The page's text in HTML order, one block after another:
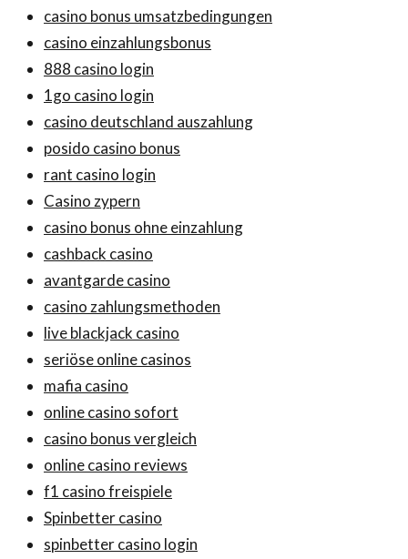
casino bonus umsatzbedingungen
casino einzahlungsbonus
888 casino login
1go casino login
casino deutschland auszahlung
posido casino bonus
rant casino login
Casino zypern
casino bonus ohne einzahlung
cashback casino
avantgarde casino
casino zahlungsmethoden
live blackjack casino
seriöse online casinos
mafia casino
online casino sofort
casino bonus vergleich
online casino reviews
f1 casino freispiele
Spinbetter casino
spinbetter casino login